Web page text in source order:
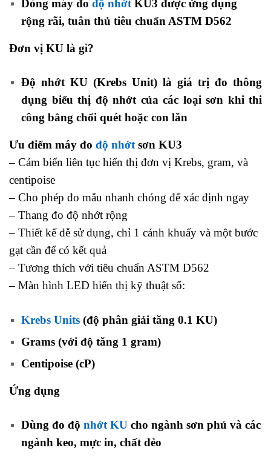
Dòng máy đo độ nhớtKU3 được ứng dụng
rộng rãi, tuân thủ tiêu chuẩn ASTM D562
Đơn vị KU là gì?
Độ nhớt KU (Krebs Unit) là giá trị đo thông
dụng biểu thị độ nhớt của các loại sơn khi thi
công bằng chổi quét hoặc con lăn
Ưu điểm máy đo độ nhớtsơn KU3
– Cảm biến liên tục hiển thị đơn vị Krebs, gram, và
centipoise
– Cho phép đo mẫu nhanh chóng để xác định ngay
– Thang đo độ nhớt rộng
– Thiết kế dễ sử dụng, chỉ 1 cánh khuấy và một bước
gạt cần để có kết quả
– Tương thích với tiêu chuẩn ASTM D562
– Màn hình LED hiển thị kỹ thuật số:
Krebs Units (độ phân giải tăng 0.1 KU)
Grams (với độ tăng 1 gram)
Centipoise (cP)
Ứng dụng
Dùng đo độ nhớt KU cho ngành sơn phủ và các
ngành keo, mực in, chất dẻo